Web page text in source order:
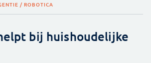
/ ROBOTICA
bij huishoudelijke